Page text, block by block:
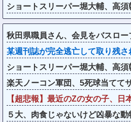
ショートスリーパー堀大輔、高須
秋田県職員さん、会見をバスロ
某週刊誌が完全逃亡して取り残
ショートスリーパー堀大輔、高須
楽天ノーコン軍団、5死球当てて
【超悲報】最近のZの女の子、日
５大、肉食じゃないけど凶暴な